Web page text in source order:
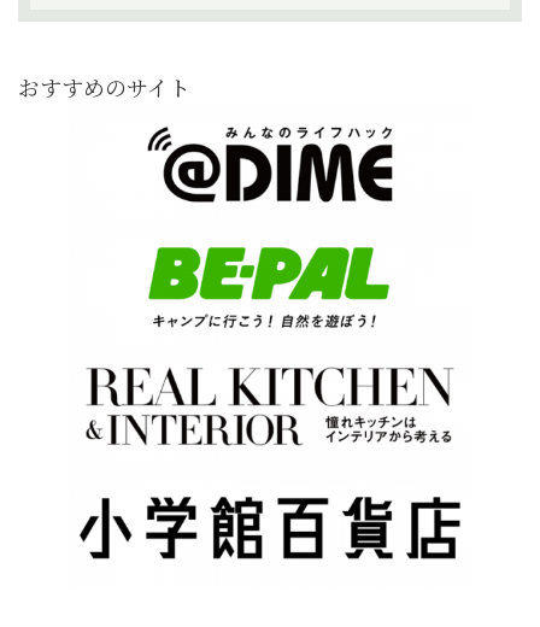
おすすめのサイト